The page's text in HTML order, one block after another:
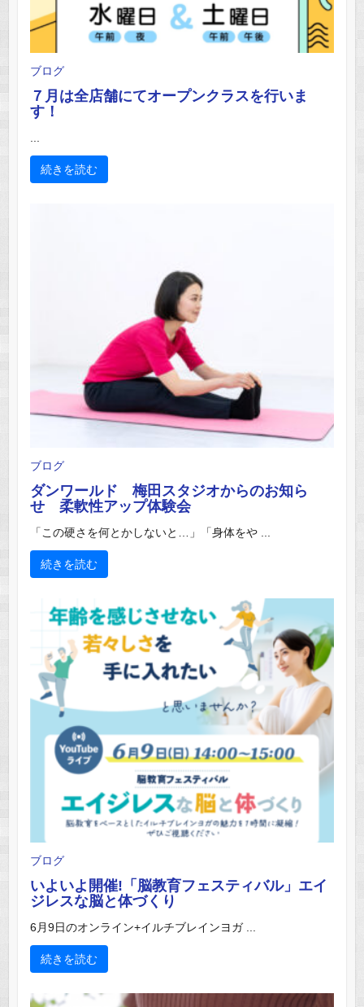
ブログ
７月は全店舗にてオープンクラスを行いま
す！
続きを読む
ブログ
ダンワールド 梅田スタジオからのお知ら
せ 柔軟性アップ体験会
「この硬さを何とかしないと…」「身体をや ...
続きを読む
ブログ
いよいよ開催!「脳教育フェスティバル」エイ
ジレスな脳と体づくり
6月9日のオンライン+イルチブレインヨガ ...
続きを読む